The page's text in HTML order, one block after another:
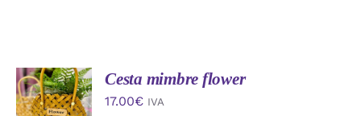
AÑADIR
AL
CARRITO
Cesta mimbre flower
17.00€ IVA